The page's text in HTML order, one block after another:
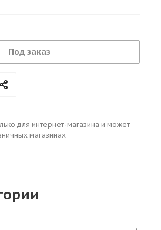
Под заказ
для интернет-магазина и может
магазинах